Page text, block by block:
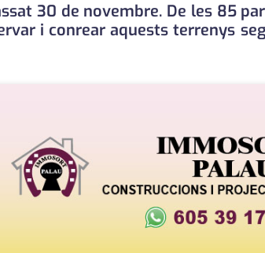
30 de novembre. De les 85
i conrear aquests terrenys